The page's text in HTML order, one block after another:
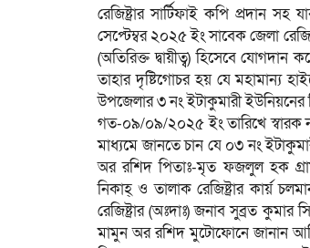
রেজিষ্ট্রার সার্টিফাই কপি প্রদান
সেপ্টেম্বর ২০২৫ ইং সাবেক জেলা
(অতিরিক্ত দ্বায়ীত্ব) হিসেবে যোগদান
তাহার দৃষ্টিগোচর হয় যে মহামান্য
উপজেলার ৩ নং ইটাকুমারী ইউনিয়নের
গত-০৯/০৯/২০২৫ ইং তারিখে স্বারক
মাধ্যমে জানতে চান যে ০৩ নং
অর রশিদ পিতাঃ-মৃত ফজলুল হক
নিকাহ্ ও তালাক রেজিষ্ট্রার কার্য়
রেজিষ্ট্রার (অঃদাঃ) জনাব সুব্রত কুমার
মামুন অর রশিদ মুটোফোনে জানান